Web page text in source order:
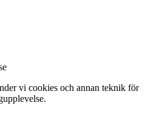
vi cookies och annan teknik för